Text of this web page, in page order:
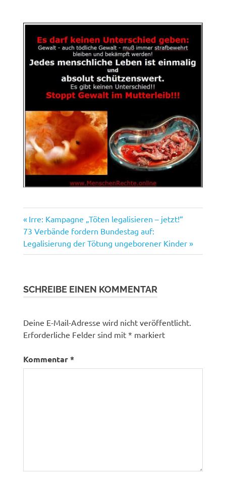
Beitragsnavigation
Vorheriger
Beitrag:
Irre: Kampagne „Töten legalisieren – jetzt!“
Nächster
Beitrag:
73 Verbände fordern Bundestag auf:
Legalisierung der Tötung ungeborener Kinder
SCHREIBE EINEN KOMMENTAR
Deine E-Mail-Adresse wird nicht veröffentlicht.
Erforderliche Felder sind mit* markiert
Kommentar*